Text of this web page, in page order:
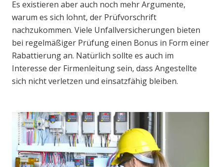
Es existieren aber auch noch mehr Argumente,
warum es sich lohnt, der Prüfvorschrift
nachzukommen. Viele Unfallversicherungen bieten
bei regelmäßiger Prüfung einen Bonus in Form einer
Rabattierung an. Natürlich sollte es auch im
Interesse der Firmenleitung sein, dass Angestellte
sich nicht verletzen und einsatzfähig bleiben.